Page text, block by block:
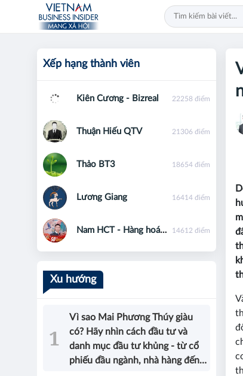
Xếp hạng thành viên
Kiên Cương - Bizreal 22258 điểm
Thuận Hiếu QTV 21306 điểm
Thảo BT3 18654 điểm
Lương Giang 16414 điểm
Nam HCT - Hàng hoá phái sinh - 0867091553 14612 điểm
Xu hướng
Vì sao Mai Phương Thúy giàu
có? Hãy nhìn cách đầu tư và
danh mục đầu tư khủng - từ cổ
phiếu đầu ngành, nhà hàng đến